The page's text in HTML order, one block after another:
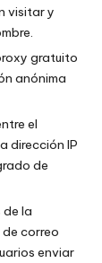
visitar y
gratuito
anónima
el
dirección IP
de
de la
correo
enviar